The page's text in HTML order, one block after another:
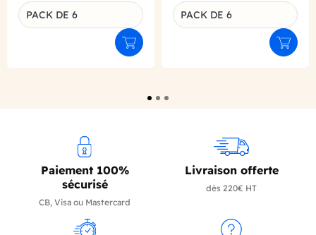
Déclinaison du produit
PACK DE 6
Ajouter au panier
Déclinaison du produit
PACK DE 6
Paiement 100%
sécurisé
CB, Visa ou Mastercard
Livraison offerte
dès 220€ HT